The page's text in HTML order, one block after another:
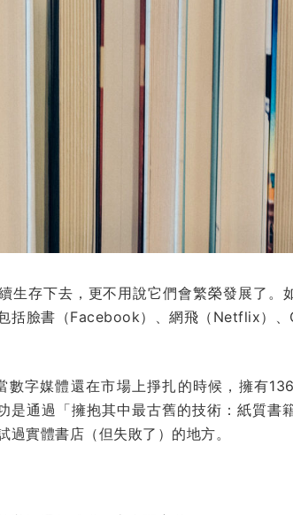
存下去，更不用說它們會繁榮發展了。
括臉書（Facebook）、網飛（Netflix）
數字媒體還在市場上掙扎的時候，擁有
是通過「擁抱其中最古舊的技術：紙質書
實體書店（但失敗了）的地方。